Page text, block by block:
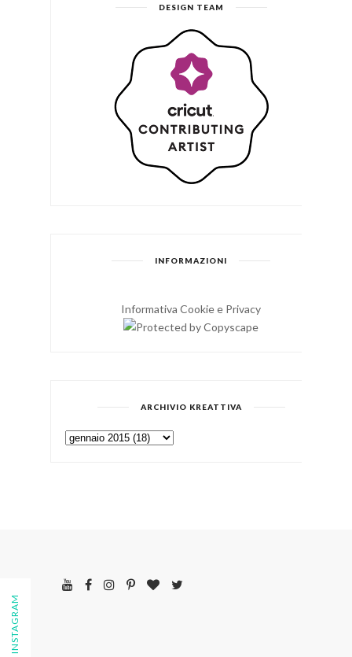
DESIGN TEAM
INFORMAZIONI
Informativa Cookie e Privacy
ARCHIVIO KREATTIVA